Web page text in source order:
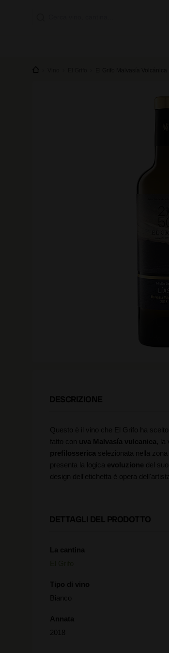
DESCRIZIONE
Questo è il vino che El Grifo ha scelto
fatto con uva Malvasía vulcanica ,
prefilosserica selezionata nella zona
presenta la logica evoluzione del
design dell'etichetta è opera
DETTAGLI DEL PRODOTTO
La cantina
Tipo di vino
Bianco
Annata
2018